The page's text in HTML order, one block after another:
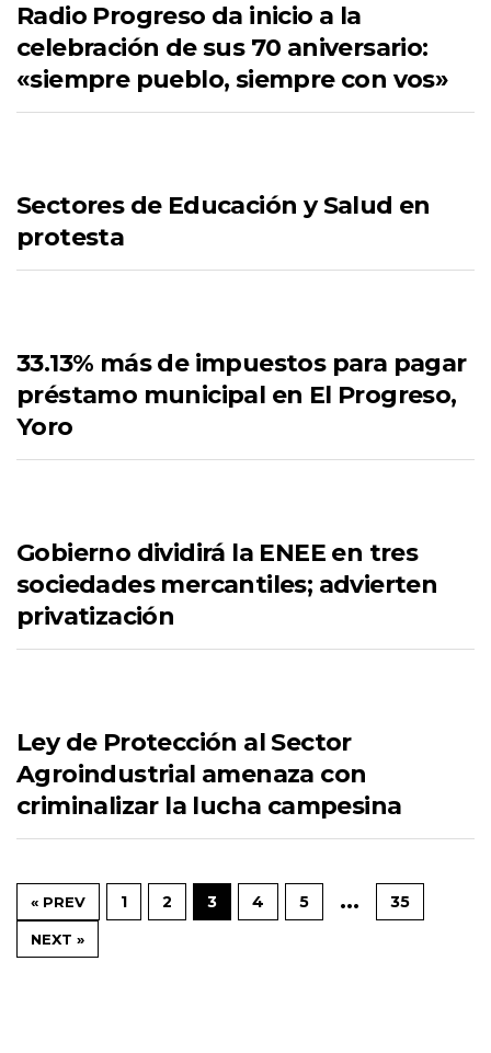
Radio Progreso da inicio a la
celebración de sus 70 aniversario:
«siempre pueblo, siempre con vos»
Sectores de Educación y Salud en
protesta
33.13% más de impuestos para pagar
préstamo municipal en El Progreso,
Yoro
Gobierno dividirá la ENEE en tres
sociedades mercantiles; advierten
privatización
Ley de Protección al Sector
Agroindustrial amenaza con
criminalizar la lucha campesina
« PREV 1 2 3 4 5 … 35
NEXT »